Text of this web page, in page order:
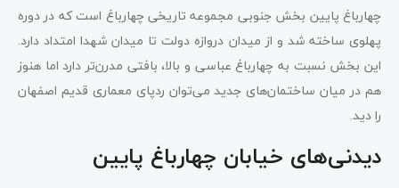
چهارباغ پایین بخش جنوبی مجموعه تاریخی چهارباغ است که در دوره
پهلوی ساخته شد و از میدان دروازه دولت تا میدان شهدا امتداد دارد.
این بخش نسبت به چهارباغ عباسی و بالا، بافتی مدرن‌تر دارد اما هنوز
هم در میان ساختمان‌های جدید می‌توان ردپای معماری قدیم اصفهان
را دید.
دیدنی‌های خیابان چهارباغ پایین